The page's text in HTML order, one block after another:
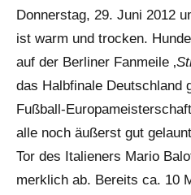
Donnerstag, 29. Juni 2012
ist warm und trocken.
auf der Berliner Fanmeile ‚
das Halbfinale Deutschland
Fußball-
alle noch äußerst gut
Tor des Italieners Mario
merklich ab. Bereits ca. 10